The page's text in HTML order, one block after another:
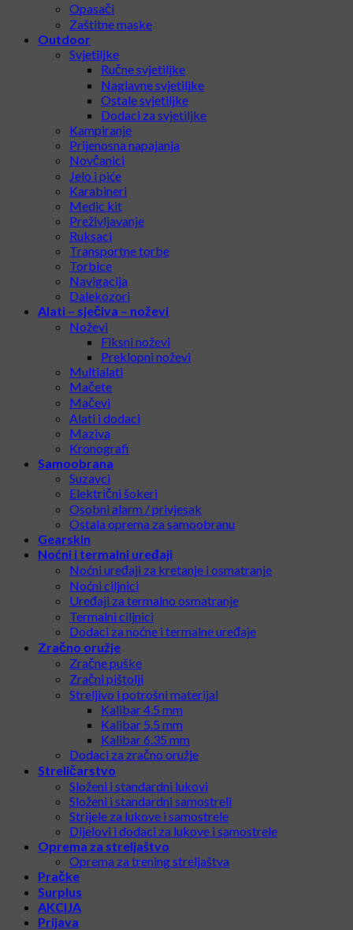
Opasači
Zaštitne maske
Outdoor
Svjetiljke
Ručne svjetiljke
Naglavne svjetiljke
Ostale svjetiljke
Dodaci za svjetiljke
Kampiranje
Prijenosna napajanja
Novčanici
Jelo i piće
Karabineri
Medic kit
Preživljavanje
Ruksaci
Transportne torbe
Torbice
Navigacija
Dalekozori
Alati – sječiva – noževi
Noževi
Fiksni noževi
Preklopni noževi
Multialati
Mačete
Mačevi
Alati i dodaci
Maziva
Kronografi
Samoobrana
Suzavci
Električni šokeri
Osobni alarm / privjesak
Ostala oprema za samoobranu
Gearskin
Noćni i termalni uređaji
Noćni uređaji za kretanje i osmatranje
Noćni ciljnici
Uređaji za termalno osmatranje
Termalni ciljnici
Dodaci za noćne i termalne uređaje
Zračno oružje
Zračne puške
Zračni pištolji
Streljivo i potrošni materijal
Kalibar 4.5 mm
Kalibar 5.5 mm
Kalibar 6.35 mm
Dodaci za zračno oružje
Streličarstvo
Složeni i standardni lukovi
Složeni i standardni samostreli
Strijele za lukove i samostrele
Dijelovi i dodaci za lukove i samostrele
Oprema za streljaštvo
Oprema za trening streljaštva
Pračke
Surplus
AKCIJA
Prijava